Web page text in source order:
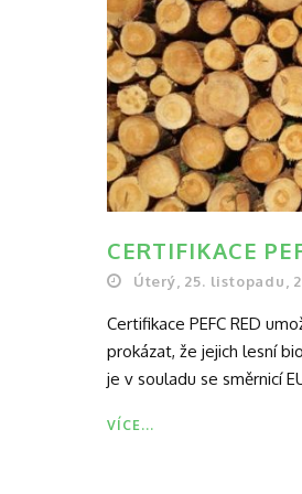
CERTIFIKACE
Úterý, 25. listopadu,
Certifikace PEFC RED
prokázat, že jejich lesní
je v souladu se směrnicí
VÍCE...